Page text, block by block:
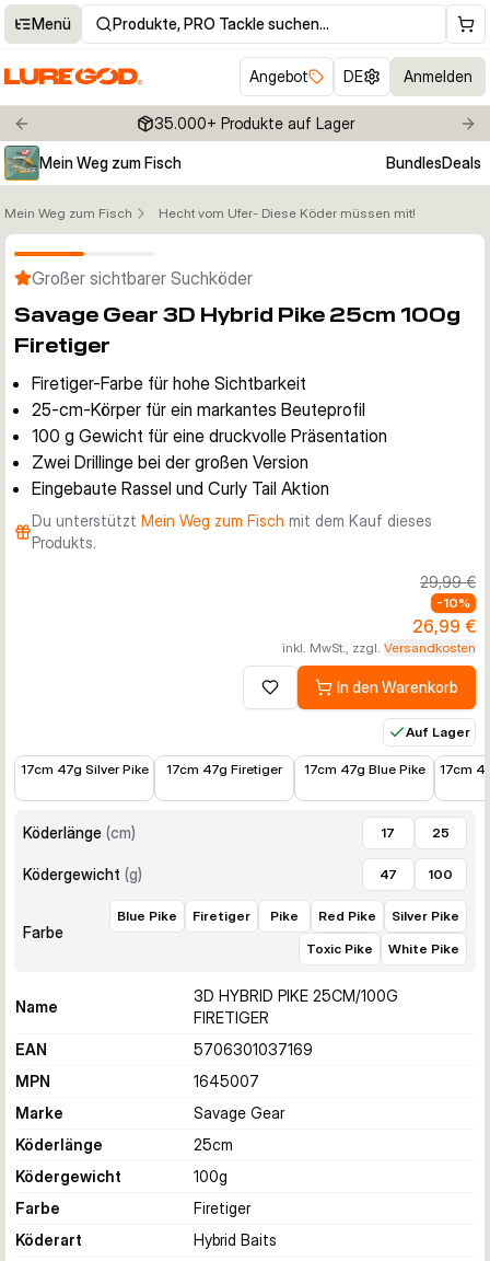
Menü Produkte, PRO Tackle suchen…
Angebot DE Anmelden
Previous slide 35.000+ Produkte auf Lager
Mein Weg zum Fisch
BundlesDeals
Mein Weg zum Fisch Hecht vom Ufer- Diese Köder müssen mit!
Klicken um Zoom zu aktivieren
Großer sichtbarer Suchköder
Savage Gear 3D Hybrid Pike 25cm 100g
Firetiger
Firetiger-Farbe für hohe Sichtbarkeit
25-cm-Körper für ein markantes Beuteprofil
100 g Gewicht für eine druckvolle Präsentation
Zwei Drillinge bei der großen Version
Eingebaute Rassel und Curly Tail Aktion
Du unterstützt Mein Weg zum Fisch mit dem Kauf dieses
Produkts.
29,99 €
-10%
26,99 €
inkl. MwSt., zzgl. Versandkosten
Zur Wunschliste hinzufügen
In den Warenkorb
Auf Lager
17cm 47g Silver Pike
17cm 47g Firetiger
17cm 47g Blue Pike
17,99 €
17cm
Köderlänge (cm) 17 25
Ködergewicht (g) 47 100
Farbe
Blue Pike Firetiger Pike Red Pike
Silver Pike
Toxic Pike
White Pike
Name
3D HYBRID PIKE 25CM/100G
FIRETIGER
EAN
5706301037169
MPN
1645007
Marke
Savage Gear
Köderlänge
25cm
Ködergewicht
100g
Farbe
Firetiger
Köderart
Hybrid Baits